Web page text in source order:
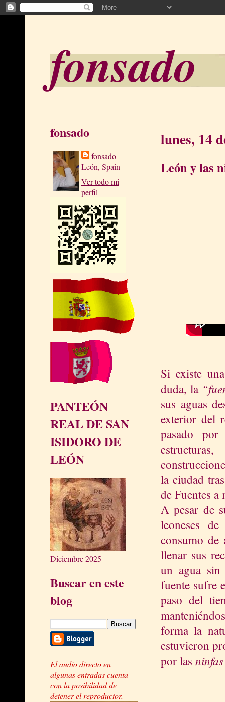
fonsado
fonsado
fonsado
León, Spain
Ver todo mi
perfil
PANTEÓN
REAL DE SAN
ISIDORO DE
LEÓN
Diciembre 2025
Buscar en este
blog
El audio directo en
algunas entradas cuenta
con la posibilidad de
detener el reproductor.
lunes, 14
León y las
Si existe
duda, la
sus aguas
exterior del
pasado
la ciudad
de Fuentes
A pesar de
leoneses
consumo de
llenar sus
un agua
fuente sufre
paso del
forma la
estuvieron
por las ninfas